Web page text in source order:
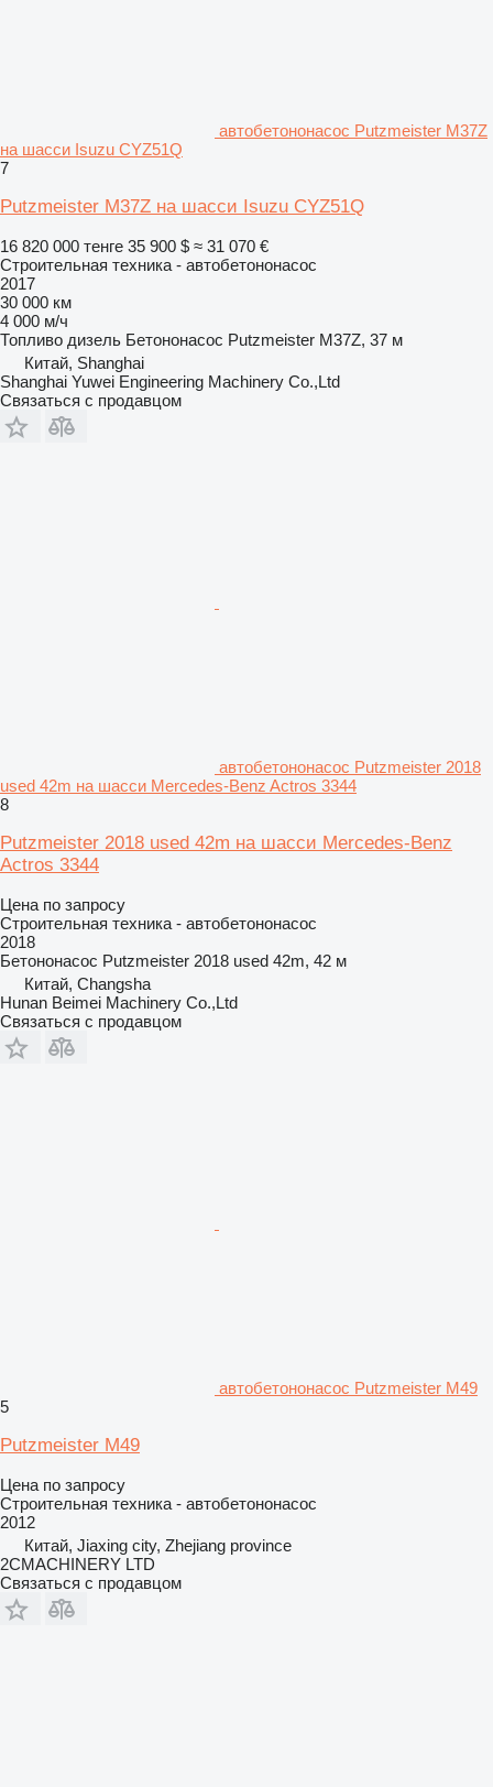
автобетононасос Putzmeister M37Z
на шасси Isuzu CYZ51Q
7
Putzmeister M37Z на шасси Isuzu CYZ51Q
16 820 000 тенге 35 900 $ ≈ 31 070 €
Строительная техника - автобетононасос
2017
30 000 км
4 000 м/ч
Топливо дизель Бетононасос Putzmeister M37Z, 37 м
Китай, Shanghai
Shanghai Yuwei Engineering Machinery Co.,Ltd
Связаться с продавцом
автобетононасос Putzmeister 2018
used 42m на шасси Mercedes-Benz Actros 3344
8
Putzmeister 2018 used 42m на шасси Mercedes-Benz
Actros 3344
Цена по запросу
Строительная техника - автобетононасос
2018
Бетононасос Putzmeister 2018 used 42m, 42 м
Китай, Changsha
Hunan Beimei Machinery Co.,Ltd
Связаться с продавцом
автобетононасос Putzmeister M49
5
Putzmeister M49
Цена по запросу
Строительная техника - автобетононасос
2012
Китай, Jiaxing city, Zhejiang province
2CMACHINERY LTD
Связаться с продавцом